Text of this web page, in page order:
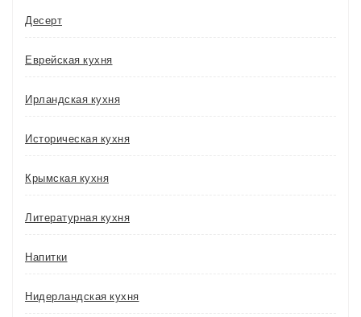
Десерт
Еврейская кухня
Ирландская кухня
Историческая кухня
Крымская кухня
Литературная кухня
Напитки
Нидерландская кухня